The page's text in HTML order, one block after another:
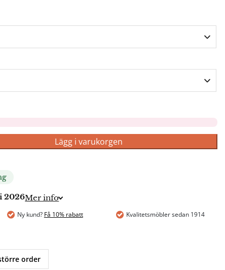
Lägg i varukorgen
2026Mer info
Ny kund? Få 10% rabatt Kvalitetsmöbler sedan 1914
order